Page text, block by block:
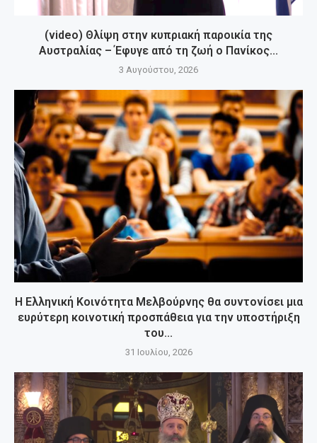
(video) Θλίψη στην κυπριακή παροικία της
Αυστραλίας – Έφυγε από τη ζωή ο Πανίκος...
3 Αυγούστου, 2026
Η Ελληνική Κοινότητα Μελβούρνης θα συντονίσει μια
ευρύτερη κοινοτική προσπάθεια για την υποστήριξη
του...
31 Ιουλίου, 2026